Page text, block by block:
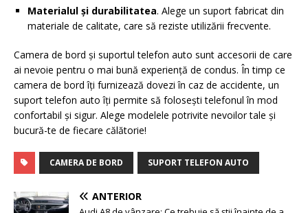
Materialul și durabilitatea. Alege un suport fabricat din
materiale de calitate, care să reziste utilizării frecvente.
Camera de bord și suportul telefon auto sunt accesorii de care
ai nevoie pentru o mai bună experiență de condus. În timp ce
camera de bord îți furnizează dovezi în caz de accidente, un
suport telefon auto îți permite să folosești telefonul în mod
confortabil și sigur. Alege modelele potrivite nevoilor tale și
bucură-te de fiecare călătorie!
CAMERA DE BORD SUPORT TELEFON AUTO
ANTERIOR